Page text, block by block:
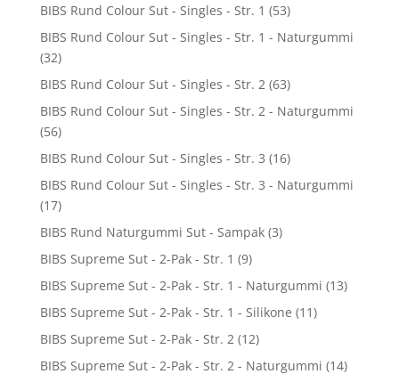
BIBS Rund Colour Sut - Singles - Str. 1 (53)
BIBS Rund Colour Sut - Singles - Str. 1 - Naturgummi
(32)
BIBS Rund Colour Sut - Singles - Str. 2 (63)
BIBS Rund Colour Sut - Singles - Str. 2 - Naturgummi
(56)
BIBS Rund Colour Sut - Singles - Str. 3 (16)
BIBS Rund Colour Sut - Singles - Str. 3 - Naturgummi
(17)
BIBS Rund Naturgummi Sut - Sampak (3)
BIBS Supreme Sut - 2-Pak - Str. 1 (9)
BIBS Supreme Sut - 2-Pak - Str. 1 - Naturgummi (13)
BIBS Supreme Sut - 2-Pak - Str. 1 - Silikone (11)
BIBS Supreme Sut - 2-Pak - Str. 2 (12)
BIBS Supreme Sut - 2-Pak - Str. 2 - Naturgummi (14)